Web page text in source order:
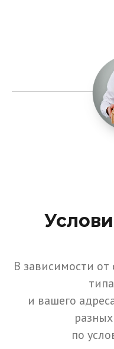
В зависимости от
и вашего
по